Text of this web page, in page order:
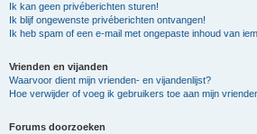
Ik kan geen privéberichten sturen!
Ik blijf ongewenste privéberichten ontvangen!
Ik heb spam of een e-mail met ongepaste inhoud van
Vrienden en vijanden
Waarvoor dient mijn vrienden- en vijandenlijst?
Hoe verwijder of voeg ik gebruikers toe aan mijn
Forums doorzoeken